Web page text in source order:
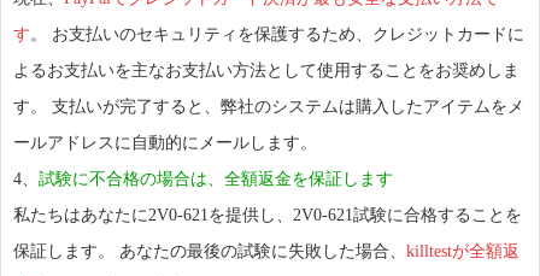
す 。 お支払いのセキュリティを保護するため、クレジットカードに
よるお支払いを主なお支払い方法として使用することをお奨めしま
す。 支払いが完了すると、弊社のシステムは購入したアイテムをメ
ールアドレスに自動的にメールします。
4、 試験に不合格の場合は、全額返金を保証します
私たちはあなたに2V0-621を提供し、2V0-621試験に合格することを
保証します。 あなたの最後の試験に失敗した場合、 killtestが全額返